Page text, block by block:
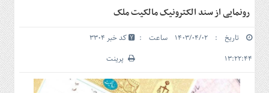
سرویس
ها
بازار
سرمایه
و
بورس
رونمایی از سند الکترونیک مالکیت ملک
تاریخ : ۱۴۰۳/۰۴/۰۲ ساعت :
۱۳:۲۲:۴۴
کد خبر 3304
پرینت